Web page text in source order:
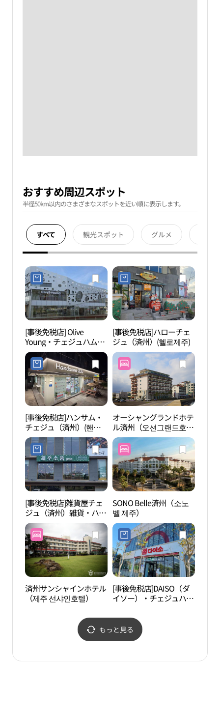
おすすめ周辺スポット
半径50km以内のさまざまなスポットを近い順に表示します。
すべて 観光スポット グルメ
[事後免税店] Olive
Young・チェジュハムド
ク（済州咸徳）店(올리
브영 제주함덕점)
[事後免税店]ハローチェ
ジュ（済州）(헬로제주)
[事後免税店]ハンサム・
チェジュ（済州）(핸썸
제주)
オーシャングランドホテ
ル済州（오션그랜드호텔
제주）
[事後免税店]雑貨屋チェ
ジュ（済州）雑貨・ハム
ドク（咸德）店(소품샵
제주소품 함덕점)
SONO Belle済州（소노
벨 제주）
済州サンシャインホテル
（제주 선샤인호텔）
[事後免税店]DAISO（ダ
イソー）・チェジュハム
이소 제주함덕점)
もっと見る